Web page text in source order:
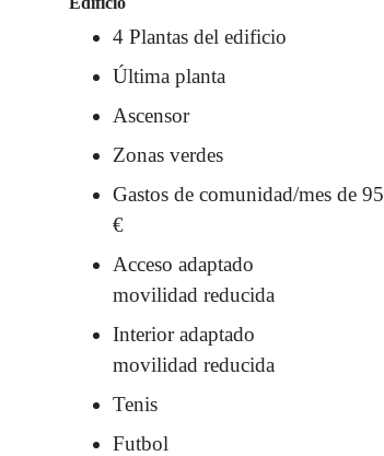
4 Plantas del edificio
Última planta
Ascensor
Zonas verdes
Gastos de comunidad/mes de 95
€
Acceso adaptado
movilidad reducida
Interior adaptado
movilidad reducida
Tenis
Futbol